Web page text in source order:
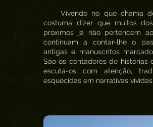
Vivendo no que chama de
costuma dizer que muitos
próximos já não pertencem
continuam a contar-lhe o
antigas e manuscritos
São os contadores de histórias
escuta-os com atenção,
esquecidas em narrativas